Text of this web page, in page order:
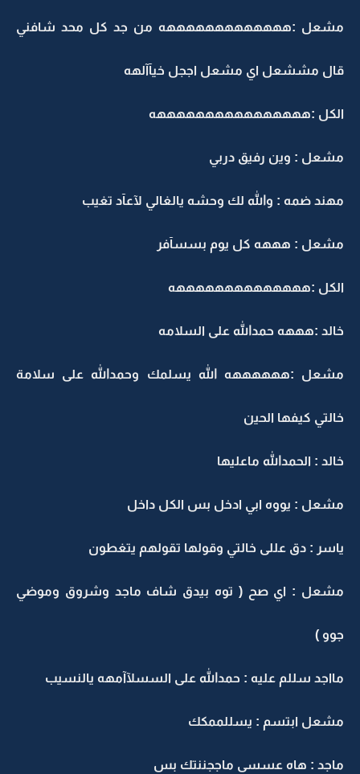
مشعل :هههههههههههههه من جد كل محد شافني
قال مششعل اي مشعل اججل خيآآلهه
الكل :ههههههههههههههههه
مشعل : وين رفيق دربي
مهند ضمه : والله لك وحشه يالغالي لآعآد تغيب
مشعل : هههه كل يوم بسسآفر
الكل :ههههههههههههههه
خالد :هههه حمدالله على السلامه
مشعل :ههههههه الله يسلمك وحمدالله على سلامة
خالتي كيفها الحين
خالد : الحمدالله ماعليها
مشعل : يووه ابي ادخل بس الكل داخل
ياسر : دق عللى خالتي وقولها تقولهم يتغطون
مشعل : اي صح ( توه بيدق شاف ماجد وشروق وموضي
جوو )
مااجد سللم عليه : حمدالله على السسلآآمهه يالنسيب
مشعل ابتسم : يسللممكك
ماجد : هاه عسسى ماججننتك بس